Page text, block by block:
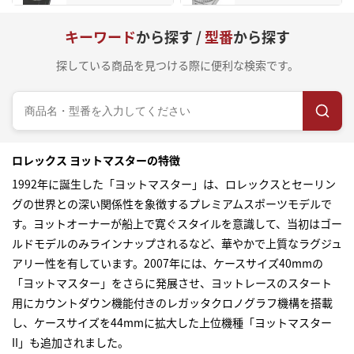
キーワードから探す /型番から探す
探している商品を見つける際に便利な検索です。
ロレックス ヨットマスターの特徴
1992年に誕生した「ヨットマスター」は、ロレックスとセーリン
グの世界との深い関係性を象徴するプレミアムスポーツモデルで
す。ヨットオーナーが船上で寛ぐスタイルを意識して、当初はゴー
ルドモデルのみラインナップされるなど、華やかで上質なラグジュ
アリー性を有しています。2007年には、ケースサイズ40mmの
「ヨットマスター」をさらに発展させ、ヨットレースのスタート
用にカウントダウン機能付きのレガッタクロノグラフ機構を搭載
し、ケースサイズを44mmに拡大した上位機種「ヨットマスター
II」も追加されました。